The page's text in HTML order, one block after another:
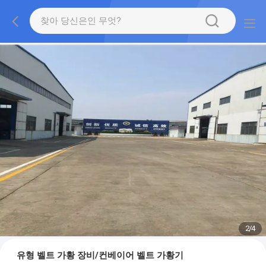
2/4
유형 벨트 가황 장비/컨베이어 벨트 가황기